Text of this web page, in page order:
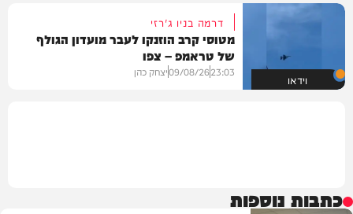
וידאו
דרמה בניו ג'רזי
מטוסי קרב הוזנקו לעבר מועדון הגולף
של טראמפ – צפו
23:03
09/08/26יצחק כהן
כתבות נוספות